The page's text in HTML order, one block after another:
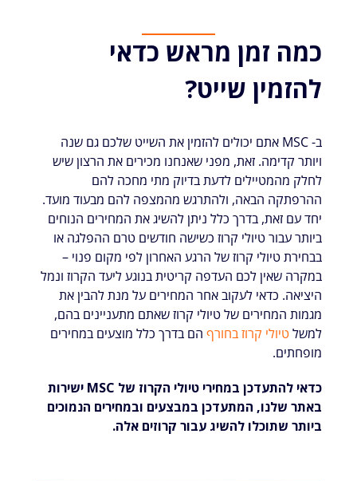
כמה זמן מראש כדאי
להזמין שייט?
ב- MSC אתם יכולים להזמין את השייט שלכם גם שנה
ויותר קדימה. זאת, מפני שאנחנו מכירים את הרצון שיש
לחלק מהמטיילים לדעת בדיוק מתי מחכה להם
ההרפתקה הבאה, ולהתרגש מהמצפה להם מבעוד מועד.
יחד עם זאת, בדרך כלל ניתן להשיג את המחירים הנוחים
ביותר עבור טיולי קרוז כשישה חודשים טרם ההפלגה או
בבחירת טיולי קרוז של הרגע האחרון לפי מקום פנוי –
במקרה שאין לכם העדפה קריטית בנוגע ליעד הקרוז ונמל
היציאה. כדאי לעקוב אחר המחירים על מנת להבין את
מגמות המחירים של טיולי קרוז שאתם מתעניינים בהם,
למשל טיולי קרוז בחורף הם בדרך כלל מוצעים במחירים
מופחתים.
כדאי להתעדכן במחירי טיולי הקרוז של MSC ישירות
באתר שלנו, המתעדכן במבצעים ובמחירים הנמוכים
ביותר שתוכלו להשיג עבור קרוזים אלה.